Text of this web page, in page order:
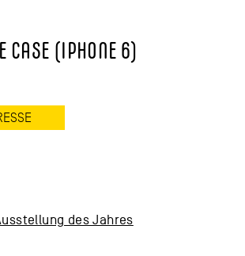
CASE (IPHONE 6)
des Jahres